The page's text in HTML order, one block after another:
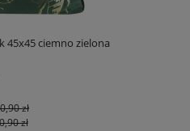
45x45 ciemno zielona
zł
zł